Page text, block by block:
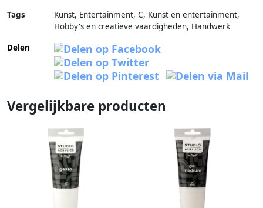
Tags
Kunst, Entertainment, C, Kunst en entertainment,
Hobby's en creatieve vaardigheden, Handwerk
Delen
Vergelijkbare producten